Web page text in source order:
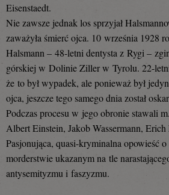
Eisenstaedt.
Nie zawsze jednak los sprzyjał
zaważyła śmierć ojca. 10 września 1928
Halsmann – 48-letni dentysta z Rygi –
górskiej w Dolinie Ziller w Tyrolu. 22-
że to był wypadek, ale ponieważ był
ojca, jeszcze tego samego dnia został
Podczas procesu w jego obronie stawali
Albert Einstein, Jakob Wassermann,
Pasjonująca, quasi-kryminalna opowieść
morderstwie ukazanym na tle
antysemityzmu i faszyzmu.